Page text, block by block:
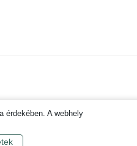
ÉS HOZZÁJÁRULÁS KEZELÉSE
érdekében. A webhely